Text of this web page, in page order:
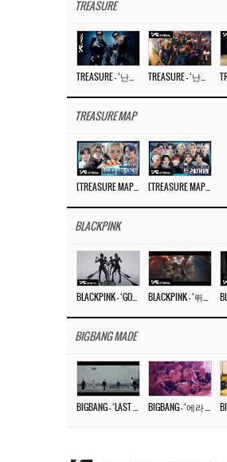
TREASURE
TREASURE – ‘난리나 (NALLY-NA) (HYUNHAYO)’ DANCE PERFORMANCE VIDEO TREASURE – ‘난리나 (NALLY-NA) (HYUNHAYO)’ M/V
TREASURE MAP
[TREASURE MAP] EP.77 🥲 우리 트레저 겁쟁이 아닙니다 🤚 기묘한 전시회 [TREASURE MAP] EP.77 🕯️ THE STRANGE EXHIBITION 🕰️ TEASER
BLACKPINK
BLACKPINK – ‘GO’ M/V BLACKPINK – ‘뛰어(JUMP)’ M/V
BIGBANG MADE
BIGBANG – ‘LAST DANCE’ M/V MAKING FILM BIGBANG – ‘에라 모르겠다 (FXXK IT)’ M/V MAKING FILM